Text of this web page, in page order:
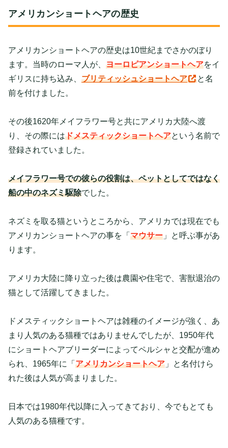
アメリカンショートヘアの歴史
アメリカンショートヘアの歴史は10世紀までさかのぼり
ます。当時のローマ人が、 ヨーロピアンショートヘアをイ
ギリスに持ち込み、 ブリティッシュショートヘア
と名
前を付けました。
その後1620年メイフラワー号と共にアメリカ大陸へ渡
り、その際にはドメスティックショートヘアという名前で
登録されていました。
メイフラワー号での彼らの役割は、ペットとしてではなく
船の中のネズミ駆除でした。
ネズミを取る猫というところから、アメリカでは現在でも
アメリカンショートヘアの事を「 マウサー 」と呼ぶ事があ
ります。
アメリカ大陸に降り立った後は農園や住宅で、 害獣退治の
猫として活躍してきました。
ドメスティックショートヘアは雑種のイメージが強く、あ
まり人気のある猫種ではありませんでしたが、1950年代
にショートヘアブリーダーによってペルシャと交配が進め
られ、1965年に「 アメリカンショートヘア 」と名付けら
れた後は人気が高まりました。
日本では1980年代以降に入ってきており、今でもとても
人気のある猫種です。